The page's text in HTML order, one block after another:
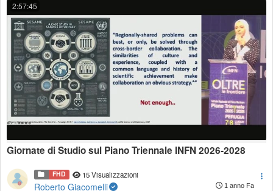
2:57:45
Giornate di Studio sul Piano Triennale INFN 2026-2028
FHD 15 Visualizzazioni
Roberto Giacomelli 1 anno Fa